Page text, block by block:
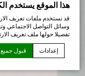
هذا الموقع يستخدم
قد نستخدم ملفات تعريف
وسائل التواصل الاجتماعي
تفصيلا حولها ملف تعريف
إعدادات قبول جميع